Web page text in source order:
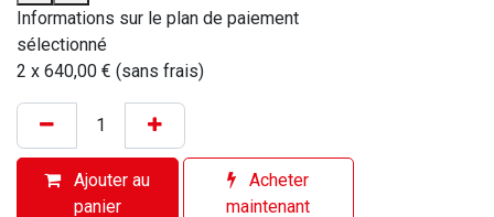
Informations sur le plan de paiement
sélectionné
2 x 640,00 € (sans frais)
Ajouter au
panier
Acheter
maintenant